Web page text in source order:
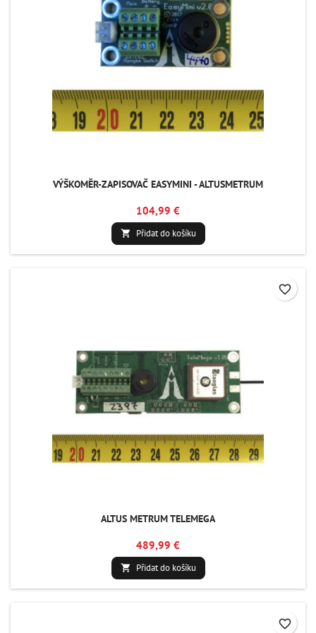
VÝŠKOMĚR-ZAPISOVAČ EASYMINI - ALTUSMETRUM
104,99 €
 Přidat do košíku
ALTUS METRUM TELEMEGA
489,99 €
 Přidat do košíku
favorite_border
favorite_border